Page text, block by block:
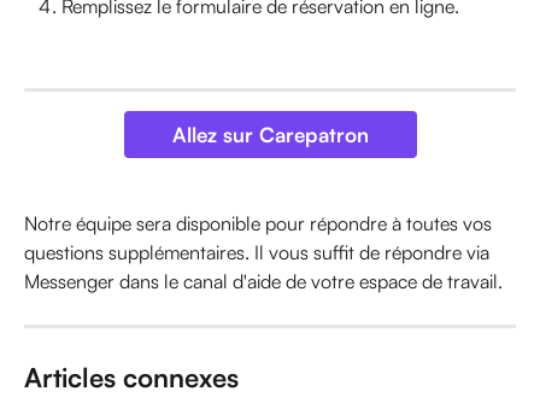
Remplissez le formulaire de réservation en ligne.
Allez sur Carepatron
Notre équipe sera disponible pour répondre à toutes vos
questions supplémentaires. Il vous suffit de répondre via
Messenger dans le canal d'aide de votre espace de travail.
Articles connexes